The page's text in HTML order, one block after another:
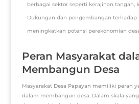
berbagai sektor seperti kerajinan tangan,
Dukungan dan pengembangan terhadap
meningkatkan potensi perekonomian
Peran Masyarakat
Membangun Desa
Masyarakat Desa Papayan memiliki peran
dalam membangun desa. Dalam skala